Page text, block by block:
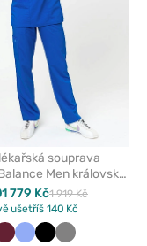
Černá
souprava
Men královsky
1 779 Kč1 919 Kč
ušetříš 140 Kč
Třešňová
KlasickyČernáŠedá